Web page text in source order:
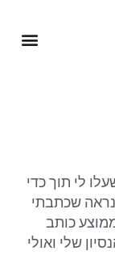
לי תוך כדי
שכתבתי
ממוצע כותב
שלי ואולי